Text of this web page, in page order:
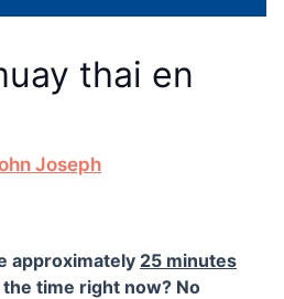
thai en
Joseph
approximately 25 minutes
time right now? No